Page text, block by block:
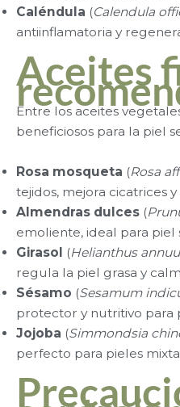
Caléndula (Calendula
antiinflamatoria y
Aceites
Entre los aceites
beneficiosos para la piel
Rosa mosqueta (Rosa
tejidos, mejora cicatrices y
Almendras dulces (
emoliente, ideal para piel
Girasol (Helianthus
regula la piel grasa y
Sésamo (Sesamum
protector y nutritivo para
Jojoba (Simmondsia
perfecto para pieles